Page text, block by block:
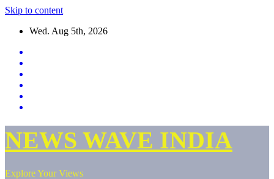
Skip to content
Wed. Aug 5th, 2026
NEWS WAVE INDIA
Explore Your Views